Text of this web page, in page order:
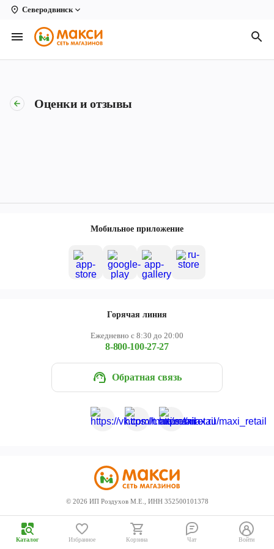
Северодвинск
Вологда
Архангельск
Киров
Новодвинск
Оценки и отзывы
Мобильное приложение
Горячая линия
Ежедневно с 8:30 до 20:00
8-800-100-27-27
Обратная связь
© 2026 ИП Роздухов М.Е., ИНН 352500101378
Каталог Избранное Корзина Чат Войти